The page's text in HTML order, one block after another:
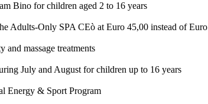
Bino for children aged 2 to 16 years
Adults-Only SPA CEò at Euro 45,00 instead of
and massage treatments
July and August for children up to 16 years
Energy & Sport Program